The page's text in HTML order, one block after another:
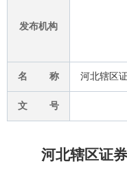
发布机构
名 称 河北辖区
文 号
河北辖区证